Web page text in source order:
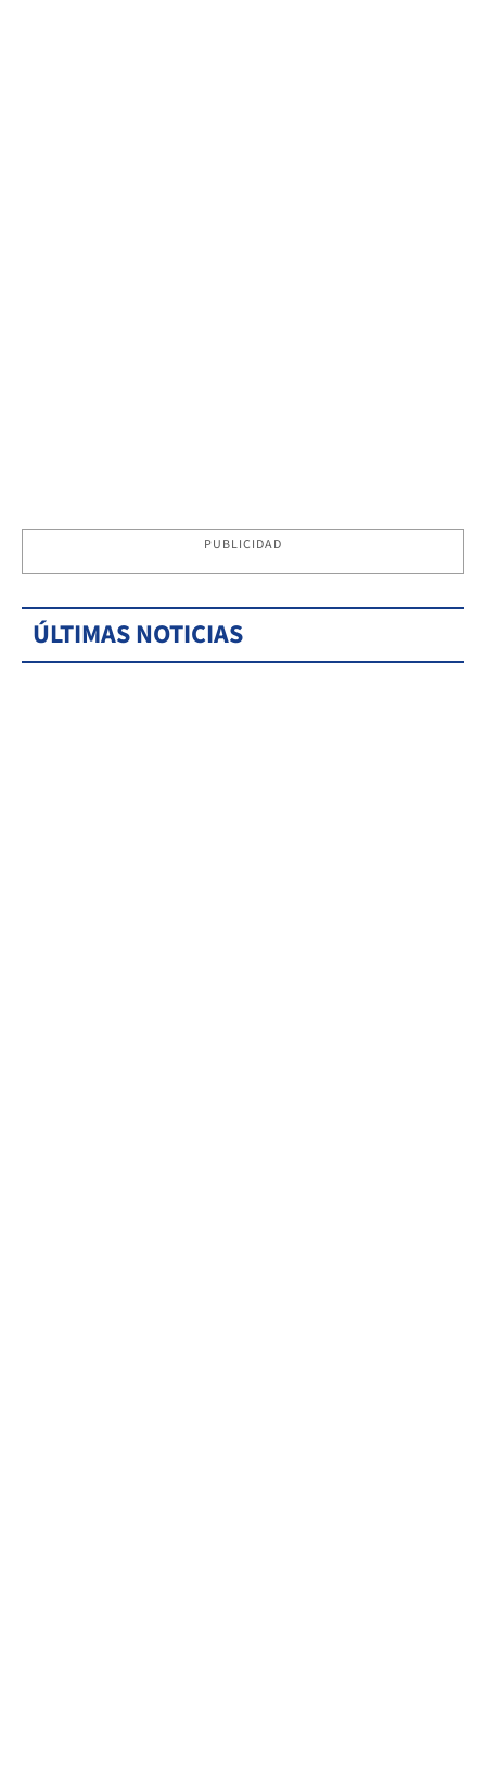
PUBLICIDAD
ÚLTIMAS NOTICIAS